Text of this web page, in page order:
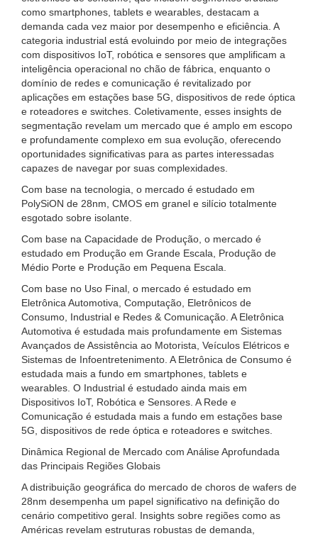
como smartphones, tablets e wearables, destacam a
demanda cada vez maior por desempenho e eficiência. A
categoria industrial está evoluindo por meio de integrações
com dispositivos IoT, robótica e sensores que amplificam a
inteligência operacional no chão de fábrica, enquanto o
domínio de redes e comunicação é revitalizado por
aplicações em estações base 5G, dispositivos de rede óptica
e roteadores e switches. Coletivamente, esses insights de
segmentação revelam um mercado que é amplo em escopo
e profundamente complexo em sua evolução, oferecendo
oportunidades significativas para as partes interessadas
capazes de navegar por suas complexidades.
Com base na tecnologia, o mercado é estudado em
PolySiON de 28nm, CMOS em granel e silício totalmente
esgotado sobre isolante.
Com base na Capacidade de Produção, o mercado é
estudado em Produção em Grande Escala, Produção de
Médio Porte e Produção em Pequena Escala.
Com base no Uso Final, o mercado é estudado em
Eletrônica Automotiva, Computação, Eletrônicos de
Consumo, Industrial e Redes & Comunicação. A Eletrônica
Automotiva é estudada mais profundamente em Sistemas
Avançados de Assistência ao Motorista, Veículos Elétricos e
Sistemas de Infoentretenimento. A Eletrônica de Consumo é
estudada mais a fundo em smartphones, tablets e
wearables. O Industrial é estudado ainda mais em
Dispositivos IoT, Robótica e Sensores. A Rede e
Comunicação é estudada mais a fundo em estações base
5G, dispositivos de rede óptica e roteadores e switches.
Dinâmica Regional de Mercado com Análise Aprofundada
das Principais Regiões Globais
A distribuição geográfica do mercado de choros de wafers de
28nm desempenha um papel significativo na definição do
cenário competitivo geral. Insights sobre regiões como as
Américas revelam estruturas robustas de demanda,